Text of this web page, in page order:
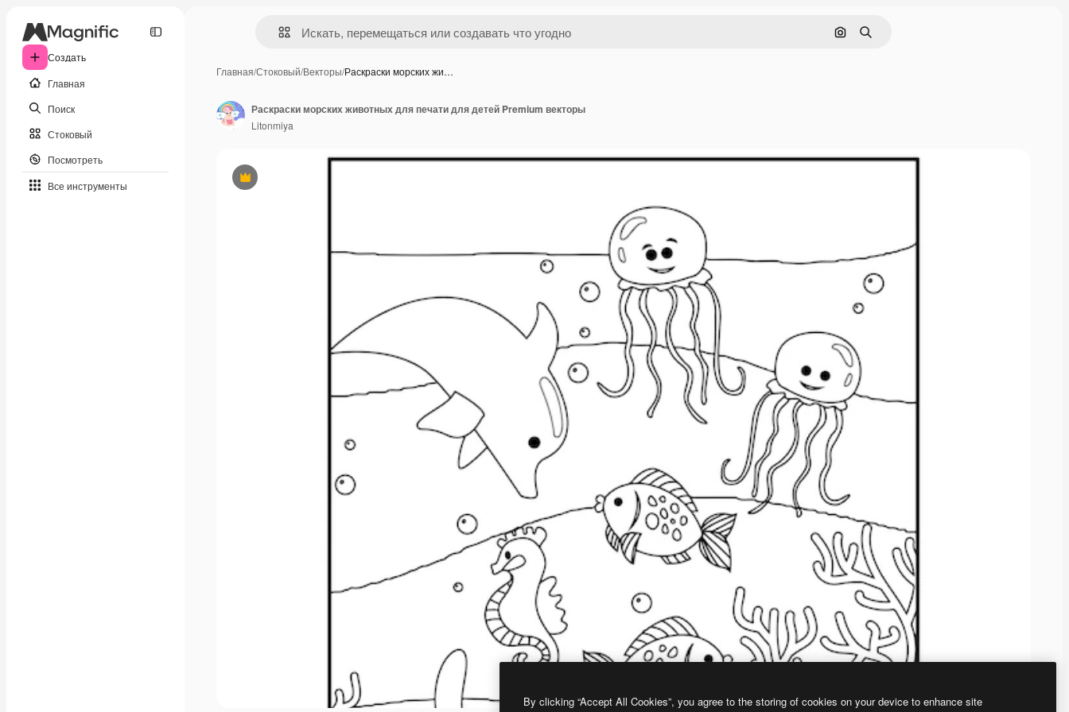
Создать
Главная
Поиск
Стоковый
Посмотреть
Все инструменты
Поиск по изображению
Поиск
Главная/Стоковый/Векторы/Раскраски морских жи…
Премиум
Раскраски морских животных для печати для детей Premium векторы
Litonmiya
By clicking “Accept All Cookies”, you agree to the storing of cookies on your device to enhance site